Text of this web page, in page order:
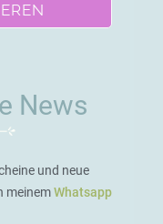
News
und neue
meinemWhatsapp